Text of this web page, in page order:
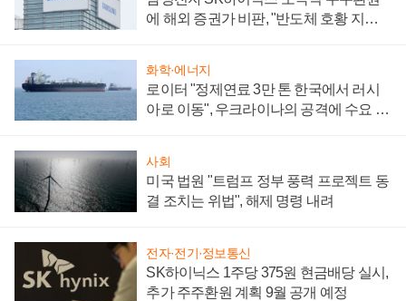
에 해외 증권가 비판, "반도체 호황 지속
화학·에너지
로이터 "정제연료 3만 톤 한국에서 러시
아로 이동", 우크라이나의 공격에 수요 늘
사회
미국 법원 "트럼프 정부 풍력 프로젝트 동
결 조치는 위법", 해제 명령 내려
전자·전기·정보통신
SK하이닉스 1주당 375원 현금배당 실시,
추가 주주환원 계획 9월 공개 예정